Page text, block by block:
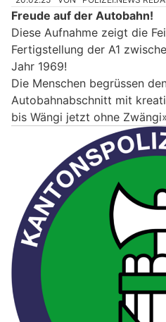
Freude auf der Autobahn!
Diese Aufnahme zeigt die
Fertigstellung der A1
Jahr 1969!
Die Menschen begrüssen
Autobahnabschnitt mit
bis Wängi jetzt ohne